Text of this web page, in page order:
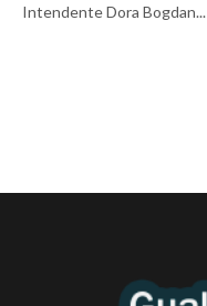
Intendente Dora Bogdan...